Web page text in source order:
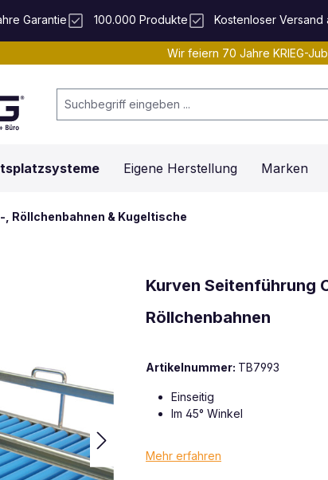
Garantie 100.000 Produkte Kostenloser Versand
Wir feiern 70 Jahre KRIEG-
Eigene Herstellung Marken
, Röllchenbahnen & Kugeltische
Kurven Seitenführung
Röllchenbahnen
Artikelnummer: TB7993
Einseitig
Im 45° Winkel
Mehr erfahren